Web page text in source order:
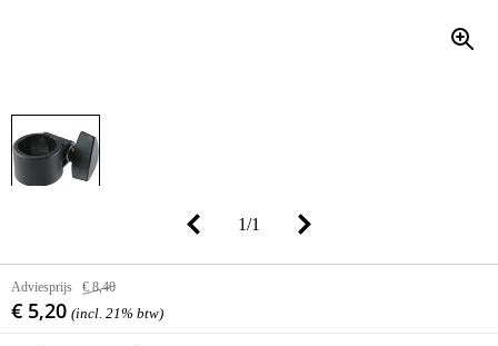
1/1
Adviesprijs € 8,40
€ 5,20 (incl. 21% btw)